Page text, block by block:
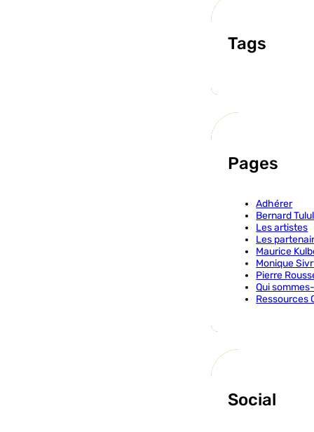
Tags
Pages
Adhérer
Bernard
Les artistes
Les
Maurice
Monique
Pierre
Qui
Ressources
Social